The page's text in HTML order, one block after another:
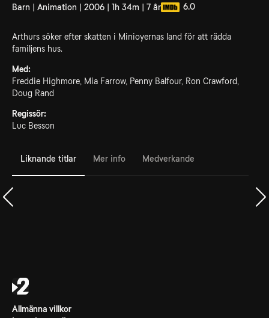
Barn | Animation | 2006 | 1h 34m | 7 år 6.0
Arthurs söker efter skatten i Minioyernas land för att rädda
familjens hus.
Med:
Freddie Highmore, Mia Farrow, Penny Balfour, Ron Crawford,
Doug Rand
Regissör:
Luc Besson
Liknande titlar Mer info Medverkande
Allmänna villkor